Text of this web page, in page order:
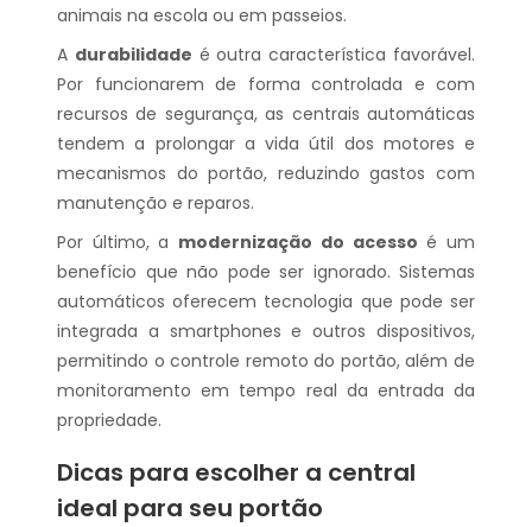
animais na escola ou em passeios.
A durabilidade é outra característica favorável.
Por funcionarem de forma controlada e com
recursos de segurança, as centrais automáticas
tendem a prolongar a vida útil dos motores e
mecanismos do portão, reduzindo gastos com
manutenção e reparos.
Por último, a modernização do acesso é um
benefício que não pode ser ignorado. Sistemas
automáticos oferecem tecnologia que pode ser
integrada a smartphones e outros dispositivos,
permitindo o controle remoto do portão, além de
monitoramento em tempo real da entrada da
propriedade.
Dicas para escolher a central
ideal para seu portão